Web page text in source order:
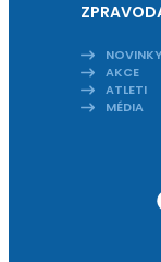
NOVINKY
AKCE
ATLETI
MÉDIA